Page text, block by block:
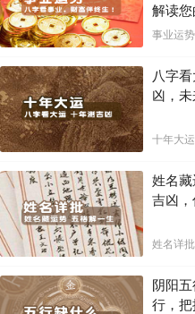
解读您
局！！
事业运势
八字
凶，未
十年大运
姓名
吉凶，
姓名详批
阴阳
行，